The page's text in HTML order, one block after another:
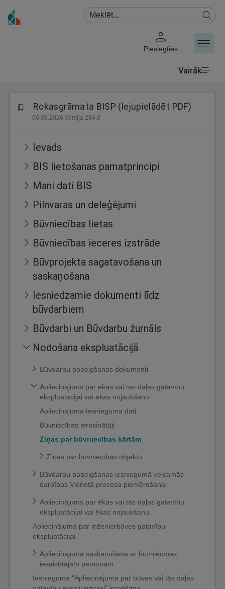
Pieslēgties
Vairāk
Rokasgrāmata BISP (lejupielādēt PDF)
06.08.2026 Versija 284.0
Ievads
BIS lietošanas pamatprincipi
Mani dati BIS
Pilnvaras un deleģējumi
Būvniecības lietas
Būvniecības ieceres izstrāde
Būvprojekta sagatavošana un
saskaņošana
Iesniedzamie dokumenti līdz
būvdarbiem
Būvdarbi un Būvdarbu žurnāls
Nodošana ekspluatācijā
Būvdarbu pabeigšanas dokumenti
Apliecinājums par ēkas vai tās daļas gatavību
ekspluatācijai vai ēkas nojaukšanu
Apliecinājuma iesnieguma dati
Būvniecības ierosinātāji
Ziņas par būvniecības kārtām
Ziņas par būvniecības objektu
Būvdarbu pabeigšanas iesniegumā veicamās
darbības Vienotā procesa piemērošanai
Apliecinājums par ēkas vai tās daļas gatavību
ekspluatācijai vai ēkas nojaukšanu
Apliecinājuma par inženierbūves gatavību
ekspluatācijai
Apliecinājuma saskaņošana ar būvniecības
iesaistītajām personām
Iesnieguma "Apliecinājuma par būves vai tās daļas